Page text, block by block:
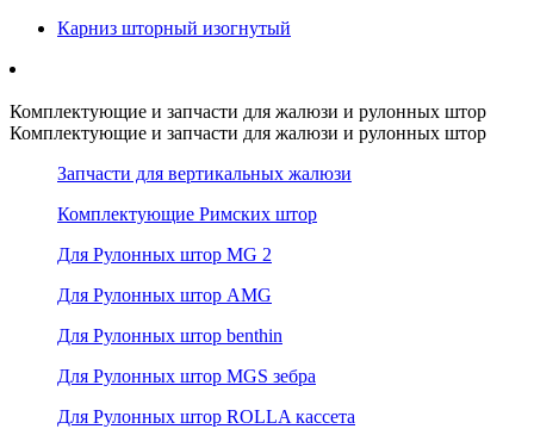
Карниз шторный изогнутый
Комплектующие и запчасти для жалюзи и рулонных штор
Комплектующие и запчасти для жалюзи и рулонных штор
Запчасти для вертикальных жалюзи
Комплектующие Римских штор
Для Рулонных штор MG 2
Для Рулонных штор AMG
Для Рулонных штор benthin
Для Рулонных штор MGS зебра
Для Рулонных штор ROLLA кассета